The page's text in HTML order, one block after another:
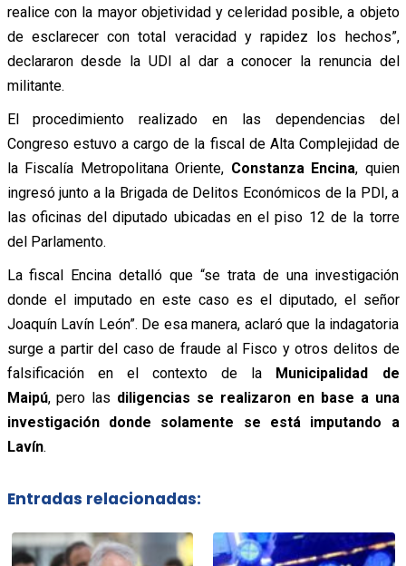
realice con la mayor objetividad y celeridad posible, a objeto
de esclarecer con total veracidad y rapidez los hechos”,
declararon desde la UDI al dar a conocer la renuncia del
militante.
El procedimiento realizado en las dependencias del
Congreso estuvo a cargo de la fiscal de Alta Complejidad de
la Fiscalía Metropolitana Oriente, Constanza Encina, quien
ingresó junto a la Brigada de Delitos Económicos de la PDI, a
las oficinas del diputado ubicadas en el piso 12 de la torre
del Parlamento.
La fiscal Encina detalló que “se trata de una investigación
donde el imputado en este caso es el diputado, el señor
Joaquín Lavín León”. De esa manera, aclaró que la indagatoria
surge a partir del caso de fraude al Fisco y otros delitos de
falsificación en el contexto de la Municipalidad de
Maipú, pero las diligencias se realizaron en base a una
investigación donde solamente se está imputando a
Lavín.
Entradas relacionadas: